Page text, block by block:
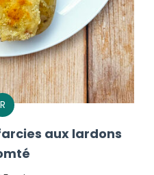
R
aux lardons